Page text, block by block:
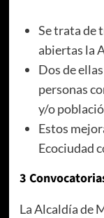
Se trata de
abiertas la
Dos de
personas
y/o
Estos
Ecociudad
3
La Alcaldía de